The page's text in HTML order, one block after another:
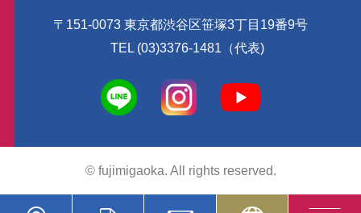
〒151-0073 東京都渋谷区笹塚3丁目19番9号
TEL (03)3376-1481（代表)
© fujimigaoka. All rights reserved.